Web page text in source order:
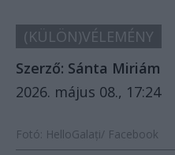
(KÜLÖN)VÉLEMÉNY
Szerző: Sánta Miriám
2026. május 08., 17:24
Fotó: HelloGalați/ Facebook